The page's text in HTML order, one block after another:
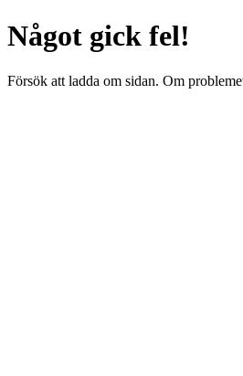
Något gick fel!
Försök att ladda om sidan. Om